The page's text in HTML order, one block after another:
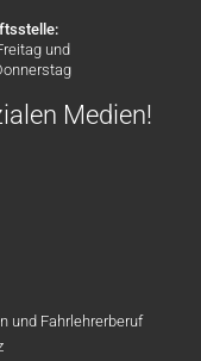
und
Medien!
und Fahrlehrerberuf